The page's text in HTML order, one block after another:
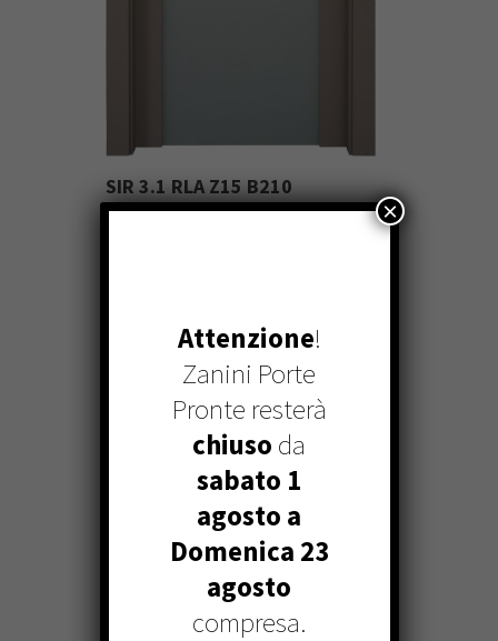
SIR 3.1 RLA Z15 B210
Attenzione!
Zanini Porte
Pronte resterà
chiuso da
sabato 1
agosto a
Domenica 23
agosto
compresa.
×